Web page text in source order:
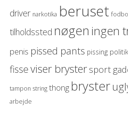
driver narkotika beruset
tilholdssted nøgen ingen
penis pissed pants pissing politik
fisseviser bryster sport
tampon string thong bryster
arbejde